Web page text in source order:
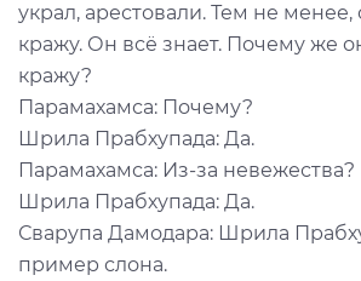
украл, арестовали. Тем не
кражу. Он всё знает. Почему же
кражу?
Парамахамса: Почему?
Шрила Прабхупада: Да.
Парамахамса: Из-за невежества?
Шрила Прабхупада: Да.
Сварупа Дамодара: Шрила
пример слона.